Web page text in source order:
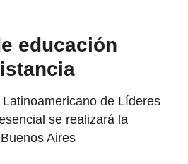
educación
de Líderes
se realizará la
Aires